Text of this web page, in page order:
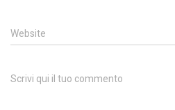
Website
Scrivi qui il tuo commento